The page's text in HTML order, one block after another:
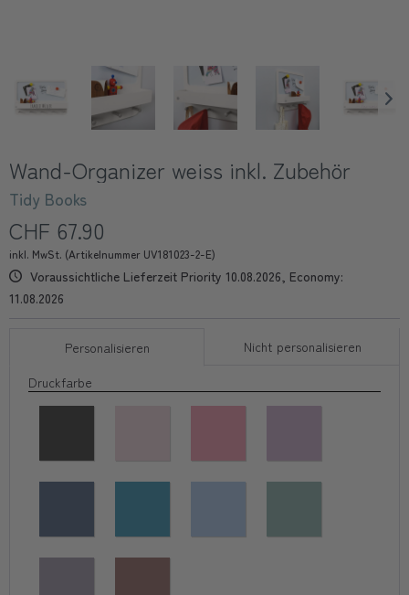
Wand-Organizer weiss inkl. Zubehör
Tidy Books
CHF 67.90
inkl. MwSt. (Artikelnummer UV181023-2-E)
Voraussichtliche Lieferzeit Priority 10.08.2026, Economy:
11.08.2026
Personalisieren
Nicht personalisieren
Druckfarbe